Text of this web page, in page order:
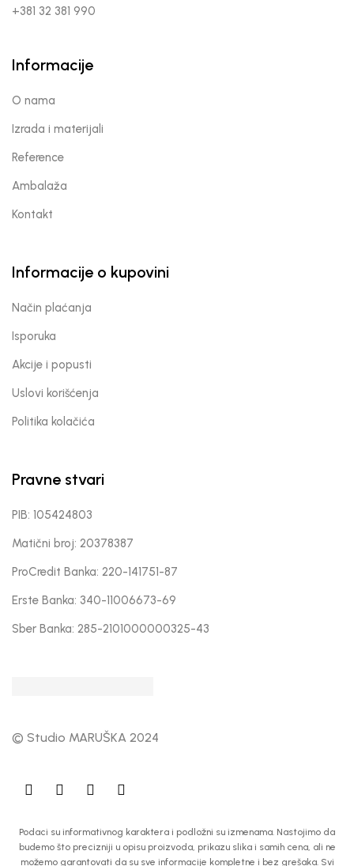
+381 32 381 990
Informacije
O nama
Izrada i materijali
Reference
Ambalaža
Kontakt
Informacije o kupovini
Način plaćanja
Isporuka
Akcije i popusti
Uslovi korišćenja
Politika kolačića
Pravne stvari
PIB: 105424803
Matični broj: 20378387
ProCredit Banka: 220-141751-87
Erste Banka: 340-11006673-69
Sber Banka: 285-2101000000325-43
© Studio MARUŠKA 2024
Podaci su informativnog karaktera i podložni su izmenama. Nastojimo da
budemo što precizniji u opisu proizvoda, prikazu slika i samih cena, ali ne
možemo garantovati da su sve informacije kompletne i bez grešaka. Svi